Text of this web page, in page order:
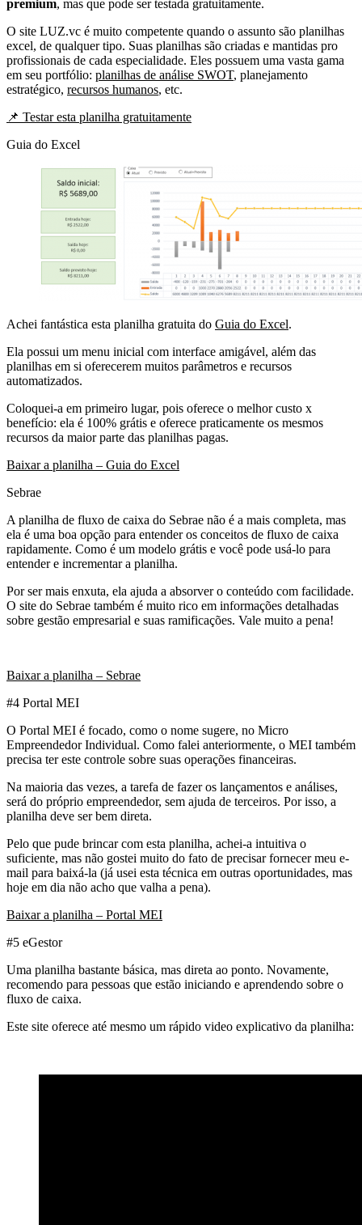
premium, mas que pode ser testada gratuitamente.
O site LUZ.vc é muito competente quando o assunto são planilhas
excel, de qualquer tipo. Suas planilhas são criadas e mantidas pro
profissionais de cada especialidade. Eles possuem uma vasta gama
em seu portfólio: planilhas de análise SWOT, planejamento
estratégico, recursos humanos, etc.
📌 Testar esta planilha gratuitamente
Guia do Excel
Achei fantástica esta planilha gratuita do Guia do Excel.
Ela possui um menu inicial com interface amigável, além das
planilhas em si oferecerem muitos parâmetros e recursos
automatizados.
Coloquei-a em primeiro lugar, pois oferece o melhor custo x
benefício: ela é 100% grátis e oferece praticamente os mesmos
recursos da maior parte das planilhas pagas.
Baixar a planilha – Guia do Excel
Sebrae
A planilha de fluxo de caixa do Sebrae não é a mais completa, mas
ela é uma boa opção para entender os conceitos de fluxo de caixa
rapidamente. Como é um modelo grátis e você pode usá-lo para
entender e incrementar a planilha.
Por ser mais enxuta, ela ajuda a absorver o conteúdo com facilidade.
O site do Sebrae também é muito rico em informações detalhadas
sobre gestão empresarial e suas ramificações. Vale muito a pena!
Baixar a planilha – Sebrae
#4 Portal MEI
O Portal MEI é focado, como o nome sugere, no Micro
Empreendedor Individual. Como falei anteriormente, o MEI também
precisa ter este controle sobre suas operações financeiras.
Na maioria das vezes, a tarefa de fazer os lançamentos e análises,
será do próprio empreendedor, sem ajuda de terceiros. Por isso, a
planilha deve ser bem direta.
Pelo que pude brincar com esta planilha, achei-a intuitiva o
suficiente, mas não gostei muito do fato de precisar fornecer meu e-
mail para baixá-la (já usei esta técnica em outras oportunidades, mas
hoje em dia não acho que valha a pena).
Baixar a planilha – Portal MEI
#5 eGestor
Uma planilha bastante básica, mas direta ao ponto. Novamente,
recomendo para pessoas que estão iniciando e aprendendo sobre o
fluxo de caixa.
Este site oferece até mesmo um rápido video explicativo da planilha: